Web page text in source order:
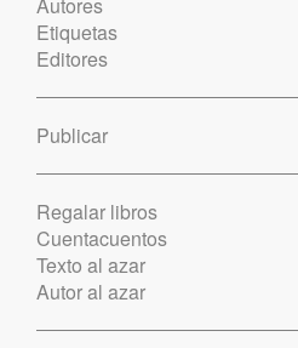
Etiquetas
Editores
Publicar
Regalar libros
Cuentacuentos
Texto al azar
Autor al azar